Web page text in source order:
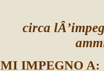
circa
MI IMPEGNO A: